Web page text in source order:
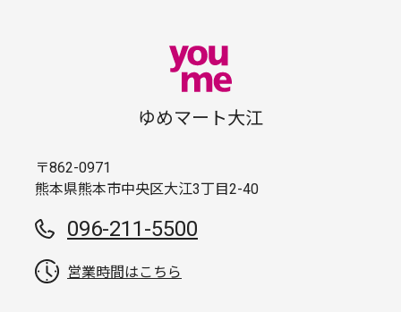
ゆめマート大江
〒862-0971
熊本県熊本市中央区大江3丁目2-40
096-211-5500
営業時間はこちら